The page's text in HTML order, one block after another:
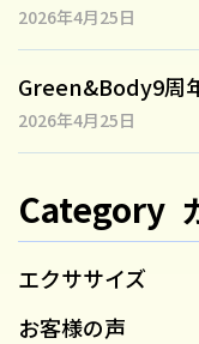
2026年4月25日
Green&Body9周
2026年4月25日
Category
エクササイズ
お客様の声